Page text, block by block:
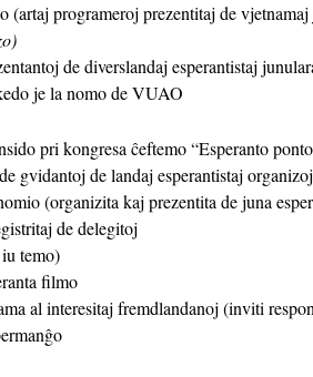
(artaj programeroj prezentitaj de
de diverslandaj esperantistaj
je la nomo de VUAO
pri kongresa ĉeftemo “Esperanto
gvidantoj de landaj esperantistaj organizoj
(organizita kaj prezentita de juna
de delegitoj
temo)
filmo
al interesitaj fremdlandanoj (inviti